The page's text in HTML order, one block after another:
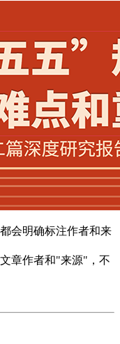
会明确标注作者和来
章作者和"来源"，不